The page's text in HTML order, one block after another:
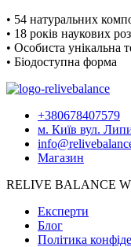
• 54 натуральних
• 18 років наукових
• Особиста унікальна
• Біодоступна форма
+380678407579
м. Київ вул.
Магазин
RELIVE BALANCE
Експерти
Блог
Політика